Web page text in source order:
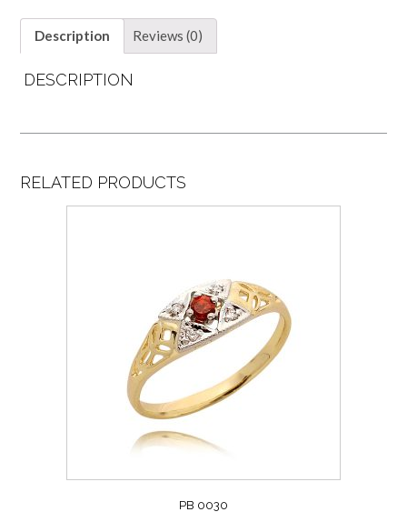
Description Reviews (0)
DESCRIPTION
RELATED PRODUCTS
PB 0030